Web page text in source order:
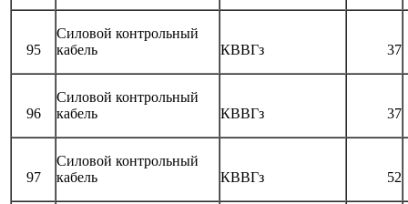
95
Силовой контрольный
кабель
КВВГз 37
96
Силовой контрольный
кабель
КВВГз 37
97
Силовой контрольный
кабель
КВВГз 52